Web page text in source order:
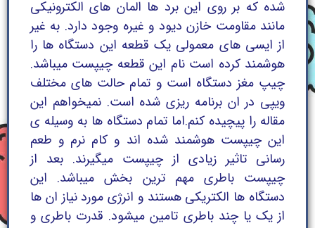
شده که بر روی این برد ها المان های الکترونیکی
مانند مقاومت خازن دیود و غیره وجود دارد. به غیر
از ایسی های معمولی یک قطعه این دستگاه ها را
هوشمند کرده است نام این قطعه چیپست میباشد.
چیپ مغز دستگاه است و تمام حالت های مختلف
ویپی در ان برنامه ریزی شده است. نمیخواهم این
مقاله را پیچیده کنم.اما تمام دستگاه ها به وسیله ی
این چیپست هوشمند شده اند و کام نرم و طعم
رسانی تاثیر زیادی از چیپست میگیرند. بعد از
چیپست باطری مهم ترین بخش میباشد. این
دستگاه ها الکتریکی هستند و انرژی مورد نیاز ان ها
از یک یا چند باطری تامین میشود. قدرت باطری و